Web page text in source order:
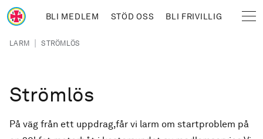
Hoppa till huvudinnehåll
BLI MEDLEM STÖD OSS BLI FRIVILLIG
Länkstig
LARM | STRÖMLÖS
Strömlös
På väg från ett uppdrag,får vi larm om startproblem på